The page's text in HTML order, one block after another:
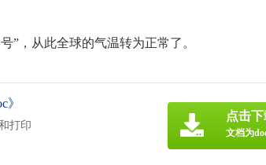
”，从此全球的气温转为正常了。
打印
点击
文档为